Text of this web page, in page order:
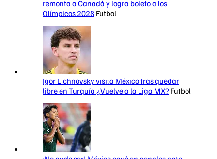
remonta a Canadá y logra boleto a los
Olímpicos 2028 Futbol
Igor Lichnovsky visita México tras quedar
libre en Turquía ¿Vuelve a la Liga MX? Futbol